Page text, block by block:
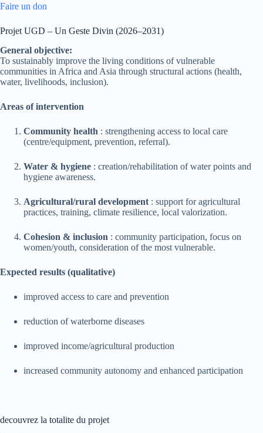
Faire un don
Projet UGD – Un Geste Divin (2026–2031)
General objective:
To sustainably improve the living conditions of vulnerable
communities in Africa and Asia through structural actions (health,
water, livelihoods, inclusion).
Areas of intervention
Community health : strengthening access to local care
(centre/equipment, prevention, referral).
Water & hygiene : creation/rehabilitation of water points and
hygiene awareness.
Agricultural/rural development : support for agricultural
practices, training, climate resilience, local valorization.
Cohesion & inclusion : community participation, focus on
women/youth, consideration of the most vulnerable.
Expected results (qualitative)
improved access to care and prevention
reduction of waterborne diseases
improved income/agricultural production
increased community autonomy and enhanced participation
decouvrez la totalite du projet